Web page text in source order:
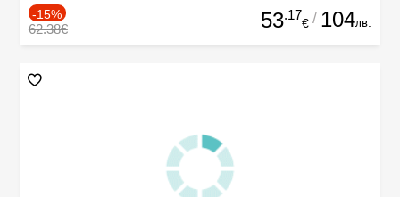
-15%
62.38€ 53.17
€ / 104лв.